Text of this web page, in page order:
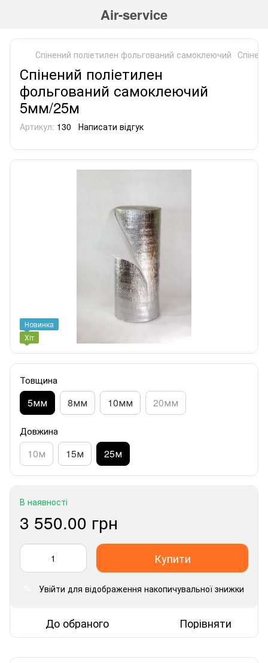
Air-service
Спінений поліетилен фольгований самоклеючий
Спінений поліетилен
фольгований самоклеючий
5мм/25м
Артикул: 130 Написати відгук
Новинка
Хіт
Товщина
5мм 8мм 10мм 20мм
Довжина
10м 15м 25м
В наявності
3 550.00 грн
Купити
Увійти для відображення накопичувальної знижки
До обраного Порівняти